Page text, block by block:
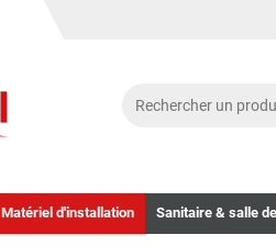
Matériel d'installation Sanitaire & salle